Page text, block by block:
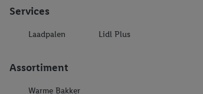
Services
Laadpalen Lidl Plus
Assortiment
Warme Bakker